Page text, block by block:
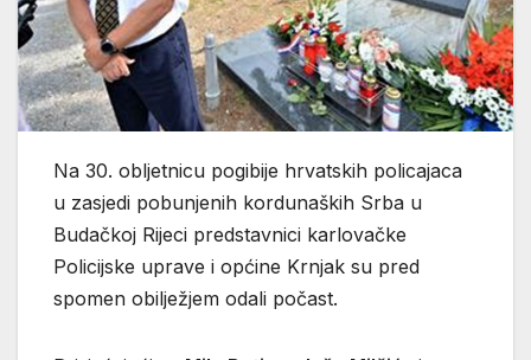
Na 30. obljetnicu pogibije hrvatskih policajaca
u zasjedi pobunjenih kordunaških Srba u
Budačkoj Rijeci predstavnici karlovačke
Policijske uprave i općine Krnjak su pred
spomen obilježjem odali počast.